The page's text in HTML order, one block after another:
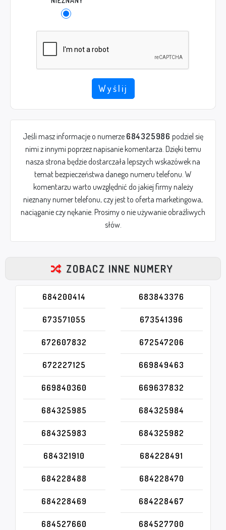
Wyślij
Jeśli masz informacje o numerze 684325986 podziel się
nimi z innymi poprzez napisanie komentarza. Dzięki temu
nasza strona będzie dostarczała lepszych wskazówek na
temat bezpieczeństwa danego numeru telefonu. W
komentarzu warto uwzględnić do jakiej firmy należy
nieznany numer telefonu, czy jest to oferta marketingowa,
naciąganie czy nękanie. Prosimy o nie używanie obraźliwych
słów.
ZOBACZ INNE NUMERY
684200414 683843376
673571055 673541396
672607832 672547206
672227125 669849463
669840360 669637832
684325985 684325984
684325983 684325982
684321910 684228491
684228488 684228470
684228469 684228467
684527660 684527700